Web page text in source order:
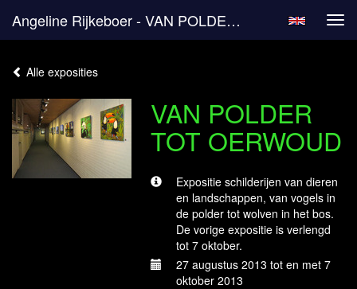
Angeline Rijkeboer - VAN POLDER TOT OERWOUD
Alle exposities
VAN POLDER
TOT OERWOUD
Expositie schilderijen van dieren
en landschappen, van vogels in
de polder tot wolven in het bos.
De vorige expositie is verlengd
tot 7 oktober.
27 augustus 2013 tot en met 7
oktober 2013